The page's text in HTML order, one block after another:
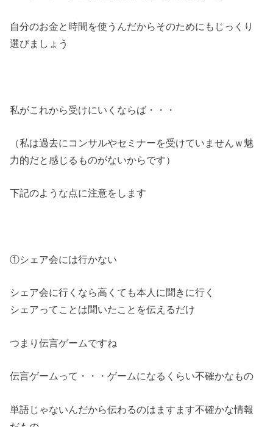
自分のお金と時間を使うんだからそのためにもじっくり
選びましょう
私がこれから受けにいくならば・・・
（私は過去にコンサルやセミナーを受けていませんｗ魅
力的だと感じるものがないからです）
下記のような点に注意をします
①シェア会には行かない
シェア会に行くなら高くても本人に聞きに行く
シェアってことは聞いたことを伝えるだけ
つまり伝言ゲームですね
伝言ゲームって・・・ゲームになるくらい不確かなもの
単語じゃないんだから伝わるのはますます不確かな情報